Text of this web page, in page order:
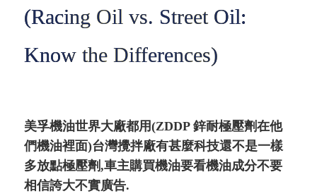
(Racing Oil vs. Street Oil:
Know the Differences)
美孚機油世界大廠都用(ZDDP 鋅耐極壓劑在他
們機油裡面)台灣攪拌廠有甚麼科技還不是一樣
多放點極壓劑,車主購買機油要看機油成分不要
相信誇大不實廣告.